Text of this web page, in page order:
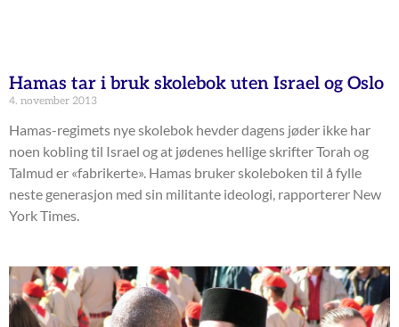
Hamas tar i bruk skolebok uten Israel og Oslo
4. november 2013
Hamas-regimets nye skolebok hevder dagens jøder ikke har
noen kobling til Israel og at jødenes hellige skrifter Torah og
Talmud er «fabrikerte». Hamas bruker skoleboken til å fylle
neste generasjon med sin militante ideologi, rapporterer New
York Times.